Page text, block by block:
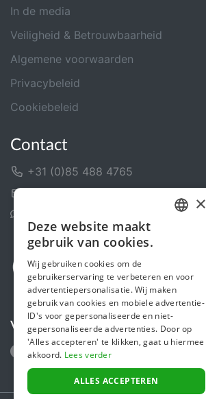
In de media
Veiligheid & Betrouwbaarheid
Algemene voorwaarden
Privacybeleid
Cookiebeleid
Contact
+31 (0)85 488 4765
Volg ons
ENGLISH
×
Deze website maakt
gebruik van cookies.
Wij gebruiken cookies om de
gebruikerservaring te verbeteren en voor
advertentiepersonalisatie. Wij maken
gebruik van cookies en mobiele advertentie-
ID's voor gepersonaliseerde en niet-
gepersonaliseerde advertenties. Door op
'Alles accepteren' te klikken, gaat u hiermee
akkoord. Lees verder
ALLES ACCEPTEREN